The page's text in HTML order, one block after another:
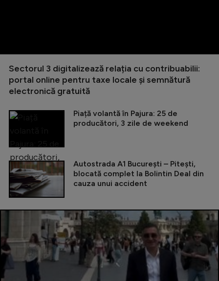
Sectorul 3 digitalizează relația cu contribuabilii:
portal online pentru taxe locale și semnătură
electronică gratuită
Piață volantă în Pajura: 25 de
producători, 3 zile de weekend
Autostrada A1 București – Pitești,
blocată complet la Bolintin Deal din
cauza unui accident